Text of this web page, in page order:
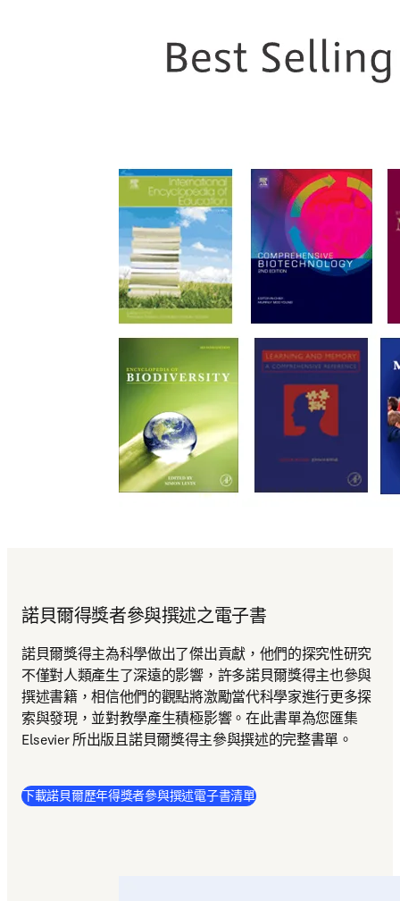
諾貝爾得獎者參與撰述之電子書
諾貝爾獎得主為科學做出了傑出貢獻，他們的探究性研究
不僅對人類產生了深遠的影響，許多諾貝爾獎得主也參與
撰述書籍，相信他們的觀點將激勵當代科學家進行更多探
索與發現，並對教學產生積極影響。在此書單為您匯集
Elsevier 所出版且諾貝爾獎得主參與撰述的完整書單。
下載諾貝爾歷年得獎者參與撰述電子書清單(